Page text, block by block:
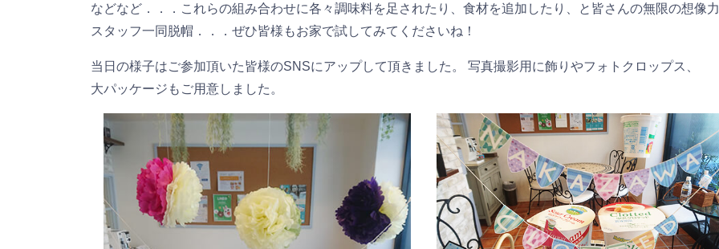
などなど．．．これらの組み合わせに各々調味料を足されたり、食材を追加したり、と皆さんの無限の想像
スタッフ一同脱帽．．．ぜひ皆様もお家で試してみてくださいね！
当日の様子はご参加頂いた皆様のSNSにアップして頂きました。 写真撮影用に飾りやフォトクロップス、
大パッケージもご用意しました。